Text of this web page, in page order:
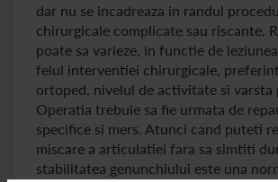
dar nu se incadreaza in randul
chirurgicale complicate sau riscante.
poate sa varieze, in functie de
felul interventiei chirurgicale,
ortoped, nivelul de activitate si varsta
Operatia trebuie sa fie urmata de
specifice si mers. Atunci cand puteti
miscare a articulatiei fara sa simtiti
stabilitatea genunchiului este una